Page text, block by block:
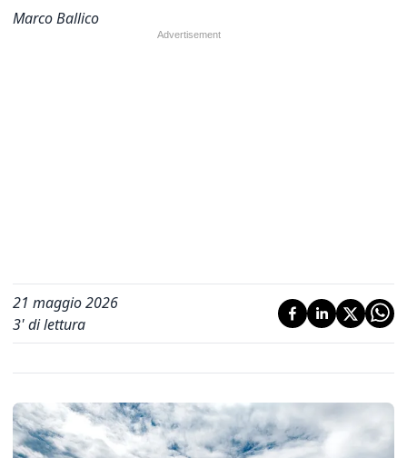
Marco Ballico
21 maggio 2026
3' di lettura